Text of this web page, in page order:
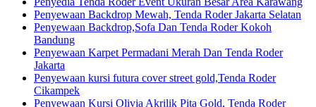
Penyewaan Backdrop Mewah, Tenda Roder Jakarta Selatan
Penyewaan Backdrop,Sofa Dan Tenda Roder Kokoh
Bandung
Penyewaan Karpet Permadani Merah Dan Tenda Roder
Jakarta
Penyewaan kursi futura cover street gold,Tenda Roder
Cikampek
Penyewaan Kursi Olivia Akrilik Pita Gold, Tenda Roder